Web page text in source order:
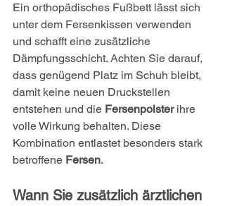
Ein orthopädisches Fußbett lässt sich
unter dem Fersenkissen verwenden
und schafft eine zusätzliche
Dämpfungsschicht. Achten Sie darauf,
dass genügend Platz im Schuh bleibt,
damit keine neuen Druckstellen
entstehen und die Fersenpolster ihre
volle Wirkung behalten. Diese
Kombination entlastet besonders stark
betroffene Fersen.
Wann Sie zusätzlich ärztlichen